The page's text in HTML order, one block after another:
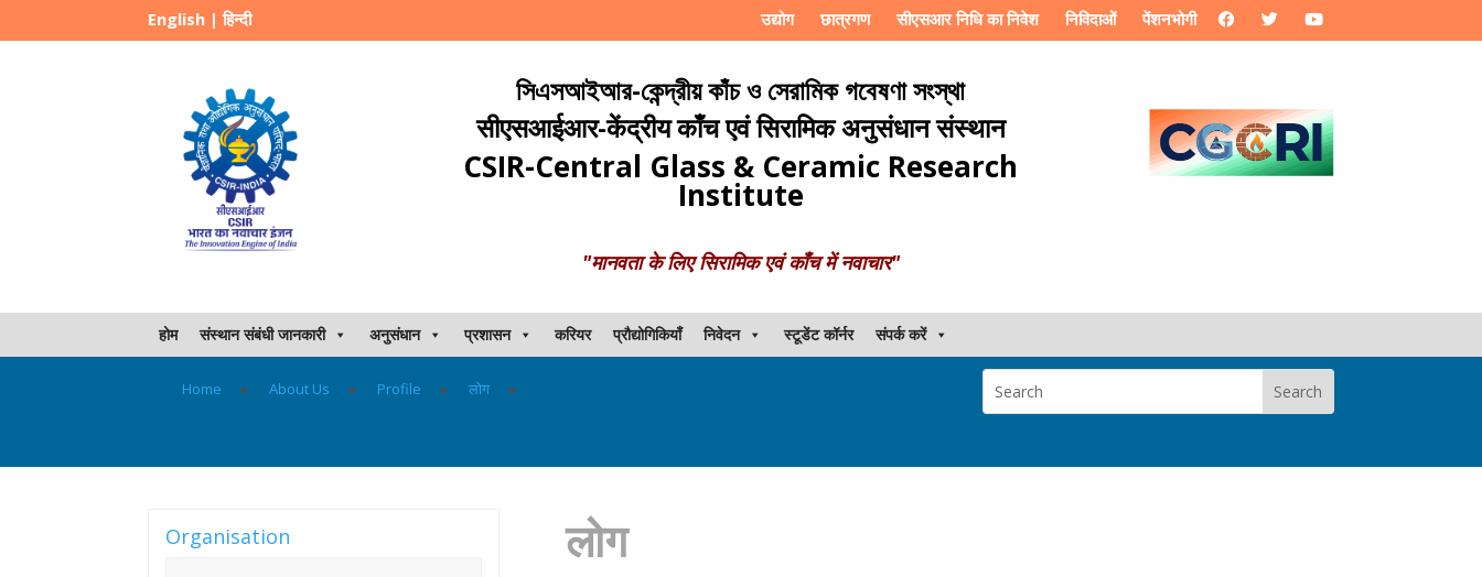
English |हिन्दी उद्योग छात्रगण सीएसआर निधि का निवेश निविदाओं पेंशनभोगी
সিএসআইআর-কেন্দ্রীয় কাঁচ ও সেরামিক গবেষণা সংস্থা
सीएसआईआर-केंद्रीय काँच एवं सिरामिक अनुसंधान संस्थान
CSIR-Central Glass & Ceramic Research
Institute
"मानवता के लिए सिरामिक एवं काँच में नवाचार"
होम संस्थान संबंधी जानकारी अनुसंधान प्रशासन करियर प्रौद्योगिकियाँ निवेदन स्टूडेंट कॉर्नर संपर्क करें
Home ▸ About Us ▸ Profile ▸ लोग ▸
Organisation लोग